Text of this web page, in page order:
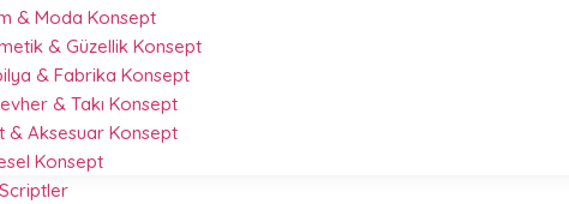
& Moda Konsept
& Güzellik Konsept
& Fabrika Konsept
& Takı Konsept
& Aksesuar Konsept
Konsept